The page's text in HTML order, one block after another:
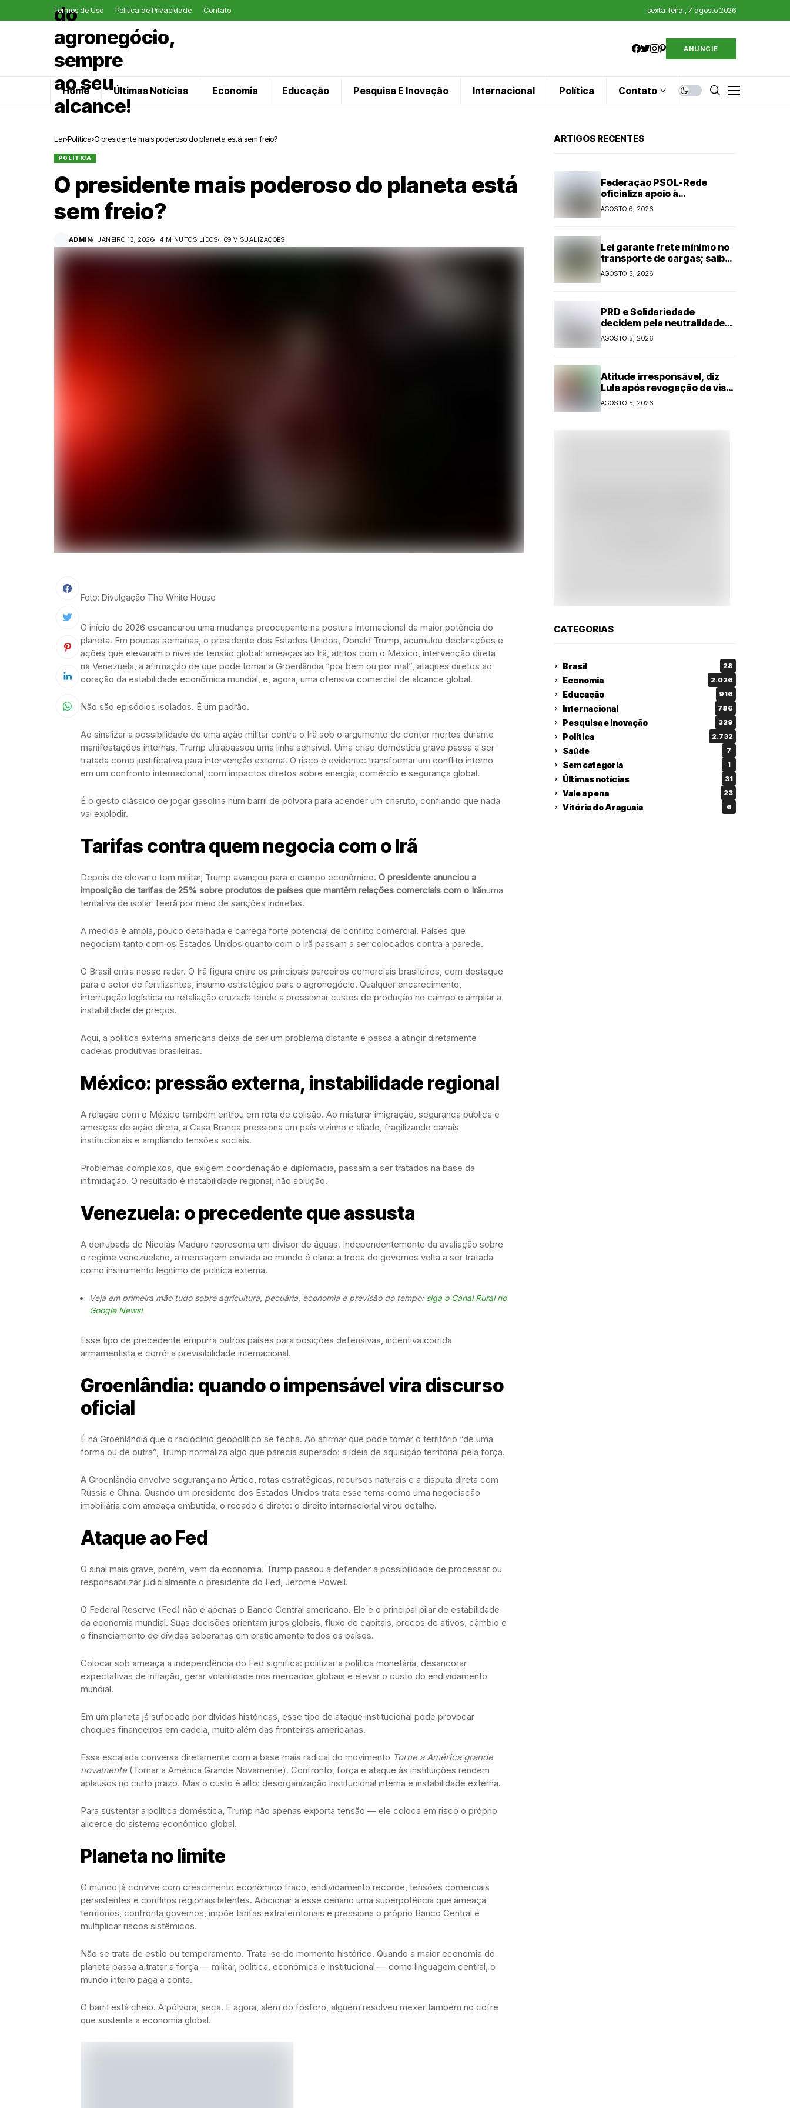
Termos de Uso Política de Privacidade Contato sexta-feira , 7 agosto 2026
ANUNCIE
Home Últimas Notícias Economia Educação Pesquisa E Inovação Internacional Política Contato
Lar Política O presidente mais poderoso do planeta está sem freio?
POLÍTICA
O presidente mais poderoso do planeta está
sem freio?
ADMIN JANEIRO 13, 2026 4 MINUTOS LIDOS 69 VISUALIZAÇÕES
Foto: Divulgação The White House
O início de 2026 escancarou uma mudança preocupante na postura internacional da maior potência do
planeta. Em poucas semanas, o presidente dos Estados Unidos, Donald Trump, acumulou declarações e
ações que elevaram o nível de tensão global: ameaças ao Irã, atritos com o México, intervenção direta
na Venezuela, a afirmação de que pode tomar a Groenlândia “por bem ou por mal”, ataques diretos ao
coração da estabilidade econômica mundial, e, agora, uma ofensiva comercial de alcance global.
Não são episódios isolados. É um padrão.
Ao sinalizar a possibilidade de uma ação militar contra o Irã sob o argumento de conter mortes durante
manifestações internas, Trump ultrapassou uma linha sensível. Uma crise doméstica grave passa a ser
tratada como justificativa para intervenção externa. O risco é evidente: transformar um conflito interno
em um confronto internacional, com impactos diretos sobre energia, comércio e segurança global.
É o gesto clássico de jogar gasolina num barril de pólvora para acender um charuto, confiando que nada
vai explodir.
Tarifas contra quem negocia com o Irã
Depois de elevar o tom militar, Trump avançou para o campo econômico. O presidente anunciou a
imposição de tarifas de 25% sobre produtos de países que mantêm relações comerciais com o Irãnuma
tentativa de isolar Teerã por meio de sanções indiretas.
A medida é ampla, pouco detalhada e carrega forte potencial de conflito comercial. Países que
negociam tanto com os Estados Unidos quanto com o Irã passam a ser colocados contra a parede.
O Brasil entra nesse radar. O Irã figura entre os principais parceiros comerciais brasileiros, com destaque
para o setor de fertilizantes, insumo estratégico para o agronegócio. Qualquer encarecimento,
interrupção logística ou retaliação cruzada tende a pressionar custos de produção no campo e ampliar a
instabilidade de preços.
Aqui, a política externa americana deixa de ser um problema distante e passa a atingir diretamente
cadeias produtivas brasileiras.
México: pressão externa, instabilidade regional
A relação com o México também entrou em rota de colisão. Ao misturar imigração, segurança pública e
ameaças de ação direta, a Casa Branca pressiona um país vizinho e aliado, fragilizando canais
institucionais e ampliando tensões sociais.
Problemas complexos, que exigem coordenação e diplomacia, passam a ser tratados na base da
intimidação. O resultado é instabilidade regional, não solução.
Venezuela: o precedente que assusta
A derrubada de Nicolás Maduro representa um divisor de águas. Independentemente da avaliação sobre
o regime venezuelano, a mensagem enviada ao mundo é clara: a troca de governos volta a ser tratada
como instrumento legítimo de política externa.
Veja em primeira mão tudo sobre agricultura, pecuária, economia e previsão do tempo: siga o Canal Rural no
Google News!
Esse tipo de precedente empurra outros países para posições defensivas, incentiva corrida
armamentista e corrói a previsibilidade internacional.
Groenlândia: quando o impensável vira discurso
oficial
É na Groenlândia que o raciocínio geopolítico se fecha. Ao afirmar que pode tomar o território “de uma
forma ou de outra”, Trump normaliza algo que parecia superado: a ideia de aquisição territorial pela força.
A Groenlândia envolve segurança no Ártico, rotas estratégicas, recursos naturais e a disputa direta com
Rússia e China. Quando um presidente dos Estados Unidos trata esse tema como uma negociação
imobiliária com ameaça embutida, o recado é direto: o direito internacional virou detalhe.
Ataque ao Fed
O sinal mais grave, porém, vem da economia. Trump passou a defender a possibilidade de processar ou
responsabilizar judicialmente o presidente do Fed, Jerome Powell.
O Federal Reserve (Fed) não é apenas o Banco Central americano. Ele é o principal pilar de estabilidade
da economia mundial. Suas decisões orientam juros globais, fluxo de capitais, preços de ativos, câmbio e
o financiamento de dívidas soberanas em praticamente todos os países.
Colocar sob ameaça a independência do Fed significa: politizar a política monetária, desancorar
expectativas de inflação, gerar volatilidade nos mercados globais e elevar o custo do endividamento
mundial.
Em um planeta já sufocado por dívidas históricas, esse tipo de ataque institucional pode provocar
choques financeiros em cadeia, muito além das fronteiras americanas.
Essa escalada conversa diretamente com a base mais radical do movimento Torne a América grande
novamente(Tornar a América Grande Novamente). Confronto, força e ataque às instituições rendem
aplausos no curto prazo. Mas o custo é alto: desorganização institucional interna e instabilidade externa.
Para sustentar a política doméstica, Trump não apenas exporta tensão — ele coloca em risco o próprio
alicerce do sistema econômico global.
Planeta no limite
O mundo já convive com crescimento econômico fraco, endividamento recorde, tensões comerciais
persistentes e conflitos regionais latentes. Adicionar a esse cenário uma superpotência que ameaça
territórios, confronta governos, impõe tarifas extraterritoriais e pressiona o próprio Banco Central é
multiplicar riscos sistêmicos.
Não se trata de estilo ou temperamento. Trata-se do momento histórico. Quando a maior economia do
planeta passa a tratar a força — militar, política, econômica e institucional — como linguagem central, o
mundo inteiro paga a conta.
O barril está cheio. A pólvora, seca. E agora, além do fósforo, alguém resolveu mexer também no cofre
que sustenta a economia global.
ARTIGOS RECENTES
Federação PSOL-Rede
oficializa apoio à
candidatura de Lula à
reeleição
AGOSTO 6, 2026
Lei garante frete mínimo no
transporte de cargas; saiba
o que muda
AGOSTO 5, 2026
PRD e Solidariedade
decidem pela neutralidade
na eleição presidencial
AGOSTO 5, 2026
Atitude irresponsável, diz
Lula após revogação de visto
de embaixadora
AGOSTO 5, 2026
CATEGORIAS
Brasil 28
Economia 2.026
Educação 916
Internacional 786
Pesquisa e Inovação 329
Política 2.732
Saúde 7
Sem categoria 1
Últimas notícias 31
Vale a pena 23
Vitória do Araguaia 6